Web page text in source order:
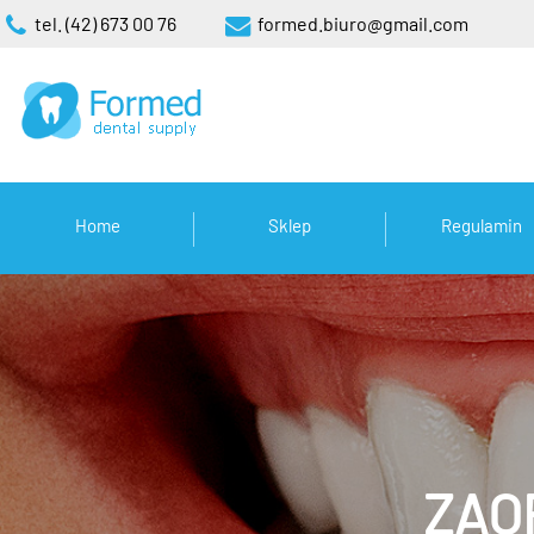
tel. (42) 673 00 76 formed.biuro@gmail.com
Home Sklep Regulamin